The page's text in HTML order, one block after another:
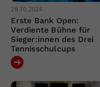
28.10.2024
Erste Bank Open:
Verdiente Bühne für
Sieger:innen des Drei
Tennisschulcups